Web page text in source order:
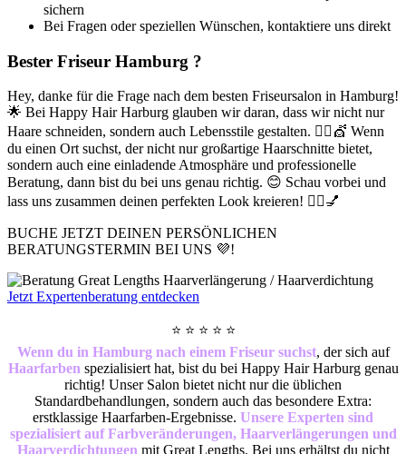
sichern
Bei Fragen oder speziellen Wünschen, kontaktiere uns direkt
Bester Friseur Hamburg ?
Hey, danke für die Frage nach dem besten Friseursalon in Hamburg!
🌟 Bei Happy Hair Harburg glauben wir daran, dass wir nicht nur
Haare schneiden, sondern auch Lebensstile gestalten. 💇‍♂️💇 Wenn
du einen Ort suchst, der nicht nur großartige Haarschnitte bietet,
sondern auch eine einladende Atmosphäre und professionelle
Beratung, dann bist du bei uns genau richtig. 😊 Schau vorbei und
lass uns zusammen deinen perfekten Look kreieren! 💇‍♀️💅
BUCHE JETZT DEINEN PERSÖNLICHEN
BERATUNGSTERMIN BEI UNS 💜!
Jetzt Expertenberatung entdecken
⭐️ ⭐️ ⭐️ ⭐️ ⭐️
Wenn du in Hamburg nach einem Friseur suchst, der sich auf
Haarfarben spezialisiert hat, bist du bei Happy Hair Harburg genau
richtig! Unser Salon bietet nicht nur die üblichen
Standardbehandlungen, sondern auch das besondere Extra:
erstklassige Haarfarben-Ergebnisse. Unsere Experten sind
spezialisiert auf Farbveränderungen, Haarverlängerungen und
Haarverdichtungen mit Great Lengths. Bei uns erhältst du nicht